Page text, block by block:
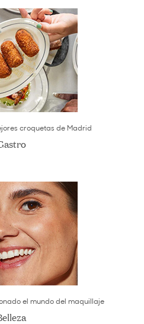
croquetas de Madrid
el mundo del maquillaje